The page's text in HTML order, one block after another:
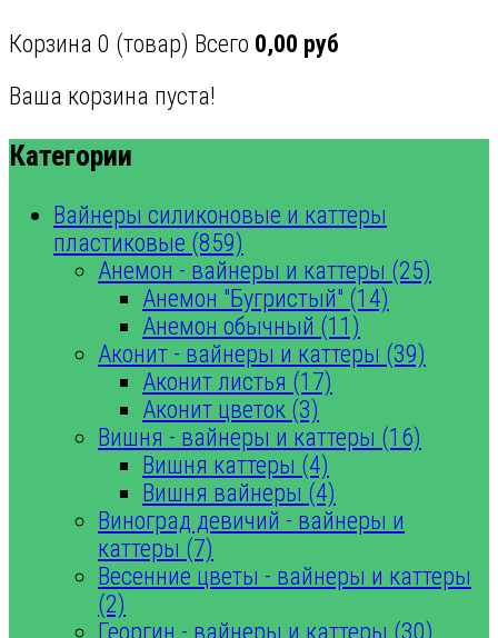
Корзина 0 (товар) Всего 0,00 руб
Ваша корзина пуста!
Категории
Вайнеры силиконовые и каттеры
пластиковые (859)
Анемон - вайнеры и каттеры (25)
Анемон "Бугристый" (14)
Анемон обычный (11)
Аконит - вайнеры и каттеры (39)
Аконит листья (17)
Аконит цветок (3)
Вишня - вайнеры и каттеры (16)
Вишня каттеры (4)
Вишня вайнеры (4)
Виноград девичий - вайнеры и
каттеры (7)
Весенние цветы - вайнеры и каттеры
(2)
Георгин - вайнеры и каттеры (30)